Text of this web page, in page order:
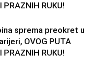
PRAZNIH RUKU!
sprema preokret u
OVOG PUTA
PRAZNIH RUKU!